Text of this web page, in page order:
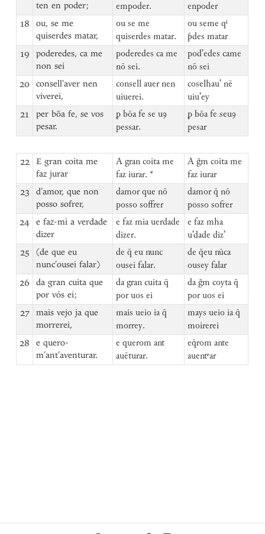
ten en poder;
empoder.
enpoder
18
ou, se me
quiserdes matar,
ou se me
quiserdes matar.
ou seme qⁱ
ƥdes matar
19
poderedes, ca me
non sei
poderedes ca me
nō sei.
pod’edes came
nō sei
20
consell’aver nen
viverei,
consell auer nen
uiuerei.
coselhau’ nē
uiu’ey
21
per bõa fe, se vos
pesar.
ꝑ bōa fe se uꝯ
pessar.
ꝑ bōa fe seuꝯ
pesar
22
E gran coita me
faz jurar
A gran coita me
faz iurar. *
A g̃m coita me
faz iurar
23
d’amor, que non
posso sofrer,
damor que nō
posso soffrer
damor q̄ nō
posso sofrer
24
e faz-mi a verdade
dizer
e faz mia uerdade
dizer.
e faz mha
u’dade diz’
25
(de que eu
nunc’ousei falar)
de q̄ eu nunc
ousei falar.
de q̄eu nūca
ousey falar
26
da gran cuita que
por vós ei;
da gran cuita q̄
por uos ei
da g̃m coyta q̄
por uos ei
27
mais vejo ja que
morrerei,
mais ueio ia q̄
morrey.
mays ueio ia q̄
moirerei
28
e quero-
m’ant’aventurar.
e querom ant
auēturar.
eq̄rom ante
auentʳar